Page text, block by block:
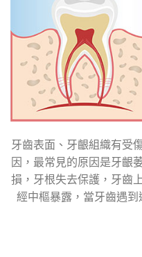
牙齒表面、牙齦組織有受
因，最常見的原因是牙齦
損，牙根失去保護，牙齒
經中樞暴露，當牙齒遇